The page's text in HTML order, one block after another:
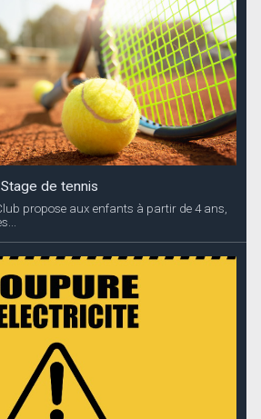
de tennis
propose aux enfants à partir de 4 ans,